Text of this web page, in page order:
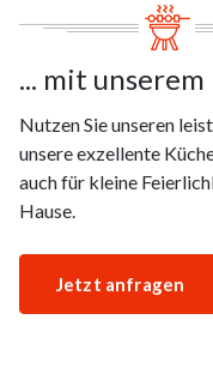
... mit
Nutzen Sie unseren
unsere exzellente
auch für kleine
Hause.
Jetzt anfragen